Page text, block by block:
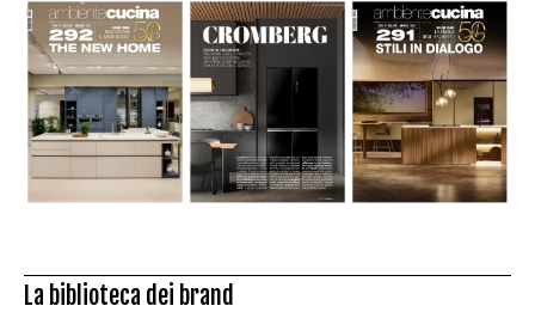
La biblioteca dei brand